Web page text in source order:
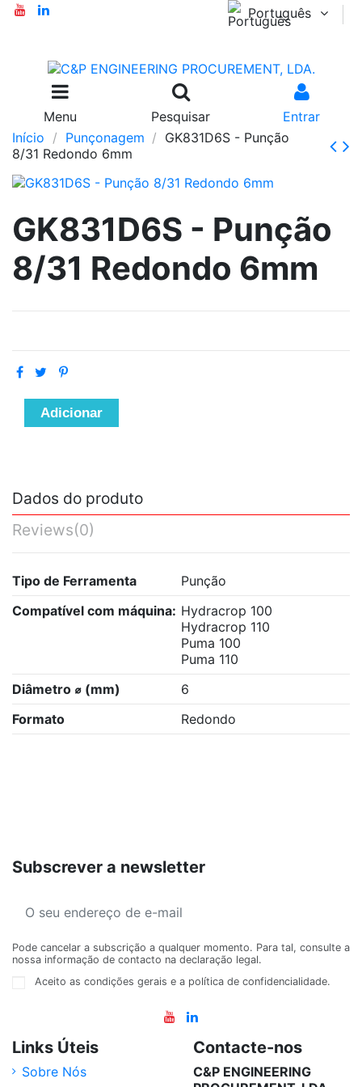
Português
Menu Pesquisar
Entrar
Início
Punçonagem
GK831D6S - Punção
8/31 Redondo 6mm
GK831D6S - Punção
8/31 Redondo 6mm
Adicionar
Dados do produto
Reviews(0)
Tipo de Ferramenta
Punção
Compatível com máquina: Hydracrop 100
Hydracrop 110
Puma 100
Puma 110
Diâmetro ⌀ (mm)
6
Formato
Redondo
Subscrever a newsletter
Pode cancelar a subscrição a qualquer momento. Para tal, consulte a
nossa informação de contacto na declaração legal.
Aceito as condições gerais e a política de confidencialidade.
Links Úteis
Sobre Nós
Contacte-nos
C&P ENGINEERING